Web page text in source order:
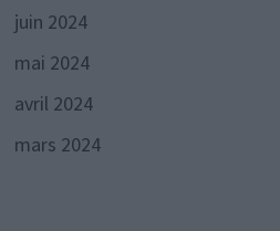
juin 2024
mai 2024
avril 2024
mars 2024